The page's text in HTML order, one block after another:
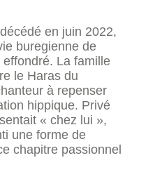
en juin 2022,
buregienne de
effondré. La famille
le Haras du
à repenser
hippique. Privé
« chez lui »,
une forme de
chapitre passionnel